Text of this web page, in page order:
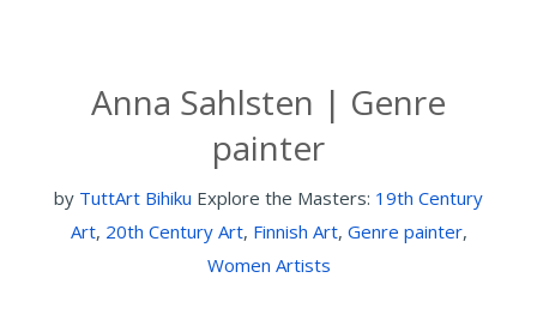
Anna Sahlsten | Genre
painter
by TuttArt Bihiku Explore the Masters: 19th Century
Art, 20th Century Art, Finnish Art, Genre painter,
Women Artists